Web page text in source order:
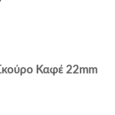
Καφέ 22mm